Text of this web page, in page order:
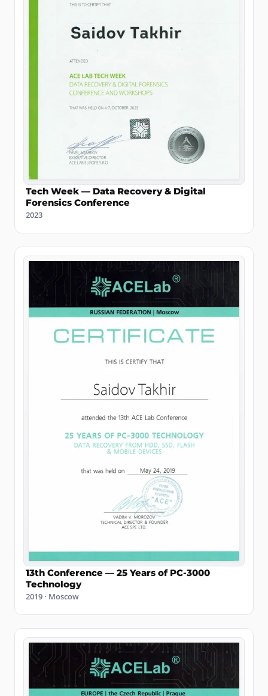
Tech Week — Data Recovery & Digital
Forensics Conference
2023
13th Conference — 25 Years of PC-3000
Technology
2019 · Moscow